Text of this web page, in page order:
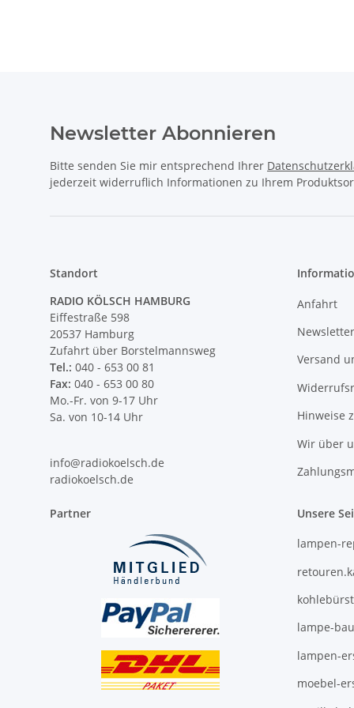
Newsletter Abonnieren
Bitte senden Sie mir entsprechend Ihrer
jederzeit widerruflich Informationen zu Ihrem
Standort
RADIO KÖLSCH HAMBURG
Eiffestraße 598
20537 Hamburg
Zufahrt über Borstelmannsweg
Tel.: 040 - 653 00 81
Fax: 040 - 653 00 80
Mo.-Fr. von 9-17 Uhr
Sa. von 10-14 Uhr
info@radiokoelsch.de
radiokoelsch.de
Anfahrt
Newsletter
Versand
Hinweise
Wir über
Partner Unsere
lampen-
lampe-
lampen-
moebel-